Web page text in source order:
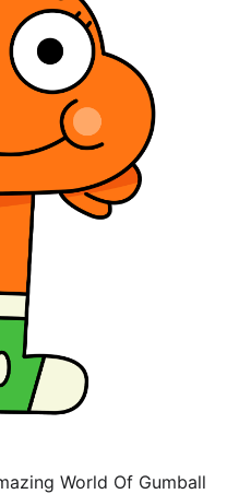
World Of Gumball